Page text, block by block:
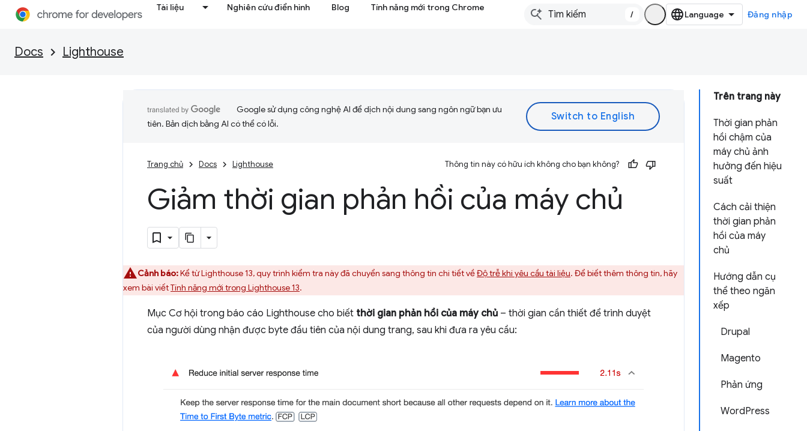
Tài liệu Nghiên cứu điển hình Blog Tính năng mới trong Chrome
/ Đăng nhập
Docs Lighthouse
Trên trang này
Thời gian phản
hồi chậm của
máy chủ ảnh
hưởng đến hiệu
suất
Cách cải thiện
thời gian phản
hồi của máy
chủ
Hướng dẫn cụ
thể theo ngăn
xếp
Drupal
Magento
Phản ứng
WordPress
Google sử dụng công nghệ AI để dịch nội dung sang ngôn ngữ bạn ưu
tiên. Bản dịch bằng AI có thể có lỗi.
Trang chủ Docs Lighthouse Thông tin này có hữu ích không cho bạn không?
Giảm thời gian phản hồi của máy chủ
Cảnh báo:Kể từ Lighthouse 13, quy trình kiểm tra này đã chuyển sang thông tin chi tiết vềĐộ trễ khi yêu cầu tài liệu. Để biết thêm thông tin, hãy
xem bài viếtTính năng mới trong Lighthouse 13.
Mục Cơ hội trong báo cáo Lighthouse cho biết thời gian phản hồi của máy chủ – thời gian cần thiết để trình duyệt
của người dùng nhận được byte đầu tiên của nội dung trang, sau khi đưa ra yêu cầu: